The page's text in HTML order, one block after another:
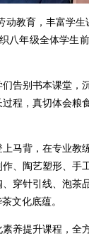
动教育，丰富学
八年级全体学生
告别书本课堂，
程，真切体会
马背，在专业教
、陶艺塑形、手
穿针引线、泡茶
文化底蕴。
养提升课程，全